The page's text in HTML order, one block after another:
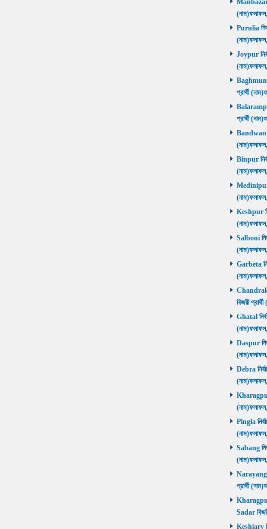
Manbazar
Purulia
Joypur
প্রার্থী
প্রার্থী
Bandwan
Binpur
Medinipur
Keshpur
Salboni
Garbeta
বিজয়ী
Ghatal
Daspur
Debra
Kharagpur
Pingla
Sabang
প্রার্থী
Kharagpur
Sadar
Keshiary